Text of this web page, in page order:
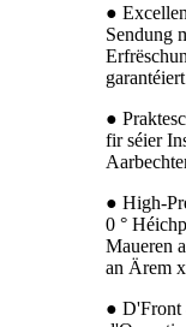
●
Sendung
●
fir séier
● High-
0 °
Maueren
an Ärem
● D'Front